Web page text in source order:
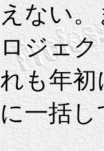
えない。
ロジェク
れも年初
に一括